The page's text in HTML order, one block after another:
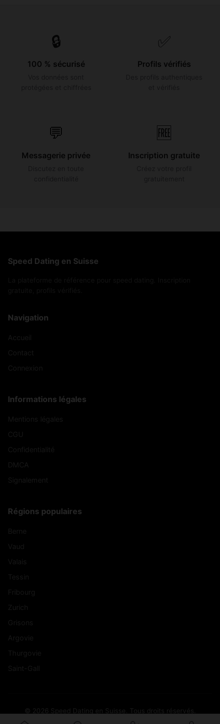
🔒
100 % sécurisé
✅
Profils vérifiés
💬
Messagerie privée
🆓
Inscription gratuite
Speed Dating en Suisse
Navigation
Informations légales
Régions populaires
© 2026 Speed Dating en Suisse. Tous droits réservés.